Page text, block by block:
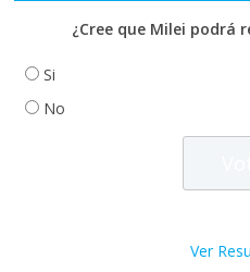
¿Cree que Milei podrá
Si
No
Ver